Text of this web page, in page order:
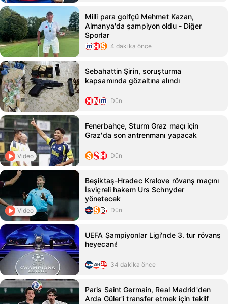
Milli para golfçü Mehmet Kazan,
Almanya'da şampiyon oldu - Diğer
Sporlar
4 dakika önce
Sebahattin Şirin, soruşturma
kapsamında gözaltına alındı
Dün
Video
Fenerbahçe, Sturm Graz maçı için
Graz'da son antrenmanı yapacak
Dün
Video
Beşiktaş-Hradec Kralove rövanş maçını
İsviçreli hakem Urs Schnyder
yönetecek
Dün
UEFA Şampiyonlar Ligi'nde 3. tur rövanş
heyecanı!
34 dakika önce
Paris Saint Germain, Real Madrid'den
Arda Güler'i transfer etmek için teklif